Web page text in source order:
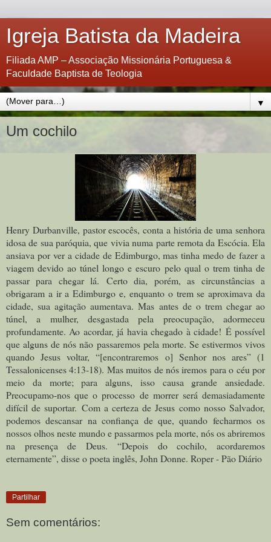
Igreja Batista da Madeira
Filiada AMP – Associação Missionária Portuguesa &
Faculdade Baptista de Teologia
▼
Um cochilo
Henry Durbanville, pastor escocês, conta a história de uma senhora
idosa de sua paróquia, que vivia numa parte remota da Escócia. Ela
ansiava por ver a cidade de Edimburgo, mas tinha medo de fazer a
viagem devido ao túnel longo e escuro pelo qual o trem tinha de
passar para chegar lá. Certo dia, porém, as circunstâncias a
obrigaram a ir a Edimburgo e, enquanto o trem se aproximava da
cidade, sua agitação aumentava. Mas antes de o trem chegar ao
túnel, a mulher, desgastada pela preocupação, adormeceu
profundamente. Ao acordar, já havia chegado à cidade! É possível
que alguns de nós não passaremos pela morte. Se estivermos vivos
quando Jesus voltar, “[encontraremos o] Senhor nos ares” (1
Tessalonicenses 4:13-18). Mas muitos de nós iremos para o céu por
meio da morte; para alguns, isso causa grande ansiedade.
Preocupamo-nos que o processo de morrer será demasiadamente
difícil de suportar. Com a certeza de Jesus como nosso Salvador,
podemos descansar na confiança de que, quando fecharmos os
nossos olhos neste mundo e passarmos pela morte, nós os abriremos
na presença de Deus. “Depois do cochilo, acordaremos
eternamente”, disse o poeta inglês, John Donne. Roper - Pão Diário
Partilhar
Sem comentários: